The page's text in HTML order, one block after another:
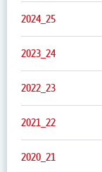
2024_25
2023_24
2022_23
2021_22
2020_21